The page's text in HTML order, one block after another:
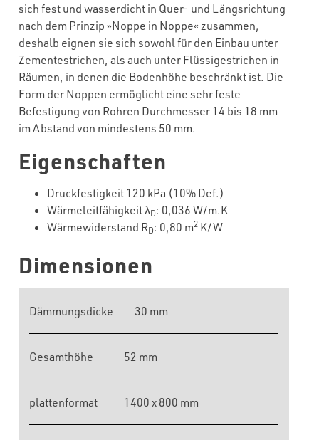
sich fest und wasserdicht in Quer- und Längsrichtung
nach dem Prinzip »Noppe in Noppe« zusammen,
deshalb eignen sie sich sowohl für den Einbau unter
Zementestrichen, als auch unter Flüssigestrichen in
Räumen, in denen die Bodenhöhe beschränkt ist. Die
Form der Noppen ermöglicht eine sehr feste
Befestigung von Rohren Durchmesser 14 bis 18 mm
im Abstand von mindestens 50 mm.
Eigenschaften
Druckfestigkeit 120 kPa (10% Def.)
Wärmeleitfähigkeit λD: 0,036 W/m.K
Wärmewiderstand RD: 0,80 m2 K/W
Dimensionen
Dämmungsdicke 30 mm
Gesamthöhe 52 mm
plattenformat 1400 x 800 mm